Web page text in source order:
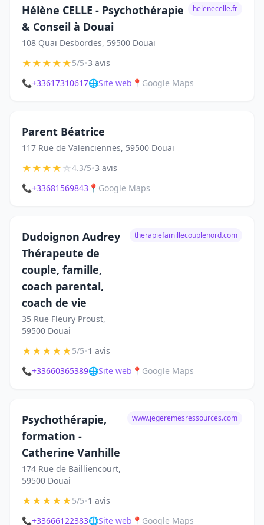
Hélène CELLE - Psychothérapie
& Conseil à Douai
108 Quai Desbordes, 59500 Douai
helenecelle.fr
★★★★★5/5•3 avis
📞+33617310617🌐Site web 📍 Google Maps
Parent Béatrice
117 Rue de Valenciennes, 59500 Douai
★★★★☆4.3/5•3 avis
📞+33681569843 📍 Google Maps
Dudoignon Audrey
Thérapeute de
couple, famille,
coach parental,
coach de vie
35 Rue Fleury Proust,
59500 Douai
therapiefamillecouplenord.com
★★★★★5/5•1 avis
📞+33660365389🌐Site web 📍 Google Maps
Psychothérapie,
formation -
Catherine Vanhille
174 Rue de Bailliencourt,
59500 Douai
www.jegeremesressources.com
★★★★★5/5•1 avis
📞+33666122383🌐Site web 📍 Google Maps